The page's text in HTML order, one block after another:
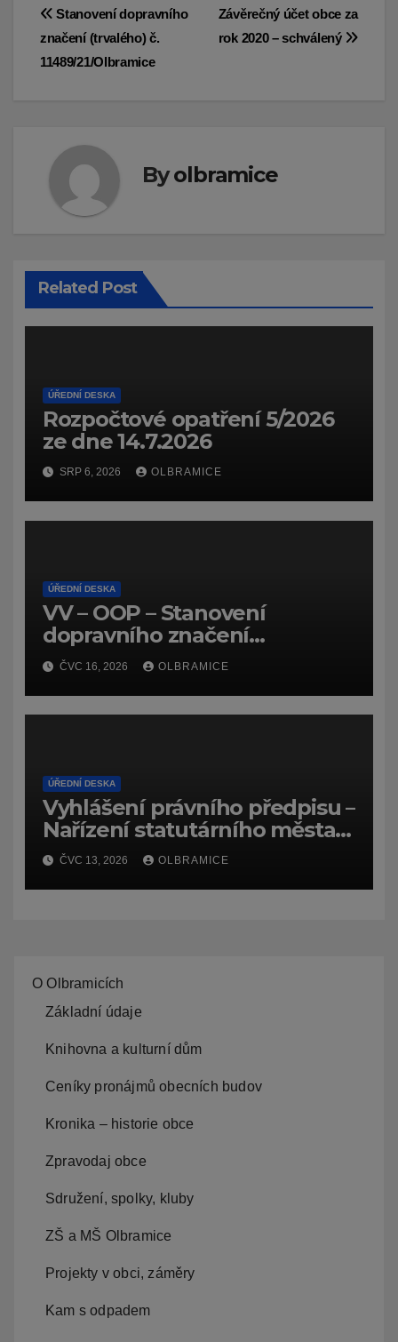
Navigace
pro
Závěrečný účet obce za
rok 2020 – schválený
Stanovení dopravního
značení (trvalého) č.
11489/21/Olbramice
Byolbramice
Related Post
ÚŘEDNÍ DESKA
Rozpočtové opatření 5/2026
ze dne 14.7.2026
SRP 6, 2026 OLBRAMICE
ÚŘEDNÍ DESKA
VV – OOP – Stanovení
dopravního značení
(dočasného) č.
7159/26/Olbramice
ČVC 16, 2026 OLBRAMICE
ÚŘEDNÍ DESKA
Vyhlášení právního předpisu –
Nařízení statutárního města
Ostravy, o záměru zadat
zpracování lesních
hospodářských budov
ČVC 13, 2026 OLBRAMICE
O Olbramicích
Základní údaje
Knihovna a kulturní dům
Ceníky pronájmů obecních budov
Kronika – historie obce
Zpravodaj obce
Sdružení, spolky, kluby
ZŠ a MŠ Olbramice
Projekty v obci, záměry
Kam s odpadem